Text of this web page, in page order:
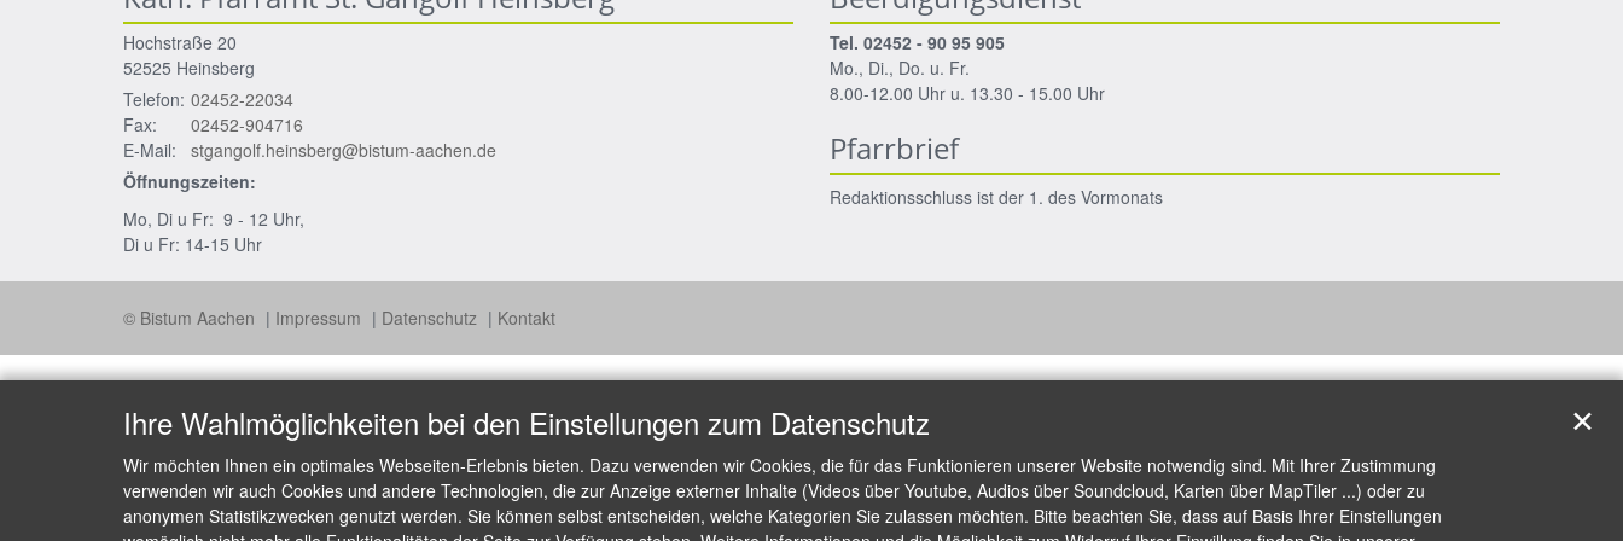
Hochstraße 20
52525 Heinsberg
Telefon: 02452-22034
Fax:
02452-904716
E-Mail:
stgangolf.heinsberg@bistum-aachen.de
Öffnungszeiten:
Mo, Di u Fr: 9 - 12 Uhr,
Di u Fr: 14-15 Uhr
Tel. 02452 - 90 95 905
Mo., Di., Do. u. Fr.
8.00-12.00 Uhr u. 13.30 - 15.00 Uhr
Pfarrbrief
Redaktionsschluss ist der 1. des Vormonats
© Bistum Aachen Impressum Datenschutz Kontakt
Ihre Wahlmöglichkeiten bei den Einstellungen zum Datenschutz
Wir möchten Ihnen ein optimales Webseiten-Erlebnis bieten. Dazu verwenden wir Cookies, die für das Funktionieren unserer Website notwendig sind. Mit Ihrer Zustimmung
verwenden wir auch Cookies und andere Technologien, die zur Anzeige externer Inhalte (Videos über Youtube, Audios über Soundcloud, Karten über MapTiler ...) oder zu
anonymen Statistikzwecken genutzt werden. Sie können selbst entscheiden, welche Kategorien Sie zulassen möchten. Bitte beachten Sie, dass auf Basis Ihrer Einstellungen
✕